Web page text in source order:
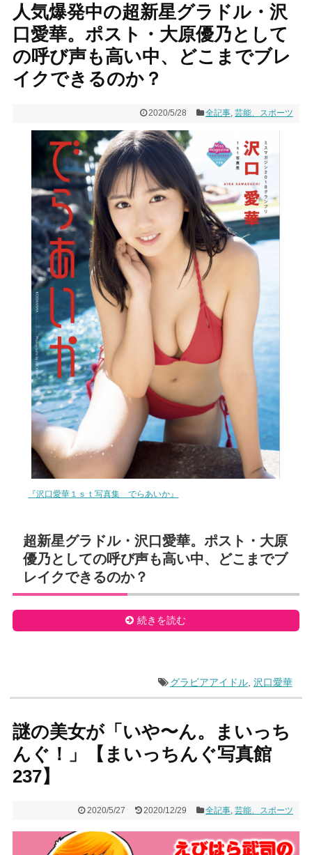
人気爆発中の超新星グラドル・沢
口愛華。ポスト・大原優乃として
の呼び声も高い中、どこまでブレ
イクできるのか？
2020/5/28 全記事,芸能、スポーツ
『沢口愛華１ｓｔ写真集 でらあいか』
超新星グラドル・沢口愛華。ポスト・大原
優乃としての呼び声も高い中、どこまでブ
レイクできるのか？
続きを読む
グラビアアイドル, 沢口愛華
謎の美女が「いや〜ん。まいっち
んぐ！」【まいっちんぐ写真館
237】
2020/5/27 2020/12/29 全記事,芸能、スポーツ